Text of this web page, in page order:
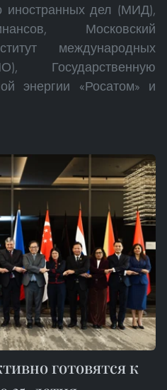
иностранных дел (МИД),
Московский
международных
Государственную
энергии «Росатом» и
готовятся к